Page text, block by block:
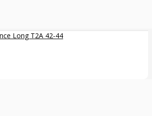
Long T2A 42-44